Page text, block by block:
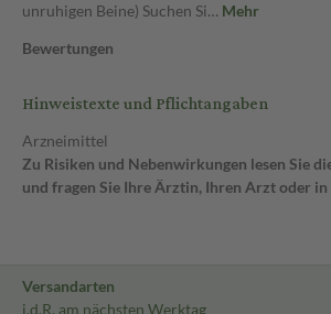
unruhigen Beine) Suchen Si… Mehr
Bewertungen
Hinweistexte und Pflichtangaben
Arzneimittel
Zu Risiken und Nebenwirkungen lesen Sie
und fragen Sie Ihre Ärztin, Ihren Arzt oder
Versandarten
i.d.R. am nächsten Werktag